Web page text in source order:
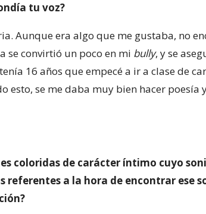
tu voz?
Aunque era algo que me gustaba, no
se convirtió un poco en mi bully, y se
16 años que empecé a ir a clase de
se me daba muy bien hacer poesía
coloridas de carácter íntimo cuyo
referentes a la hora de encontrar ese